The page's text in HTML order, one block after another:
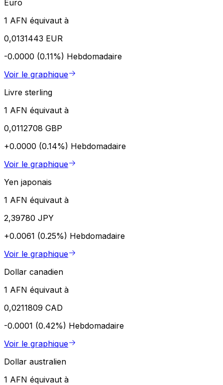
Euro
1 AFN équivaut à
0,0131443 EUR
-0.0000 (0.11%) Hebdomadaire
Voir le graphique
Livre sterling
1 AFN équivaut à
0,0112708 GBP
+0.0000 (0.14%) Hebdomadaire
Voir le graphique
Yen japonais
1 AFN équivaut à
2,39780 JPY
+0.0061 (0.25%) Hebdomadaire
Voir le graphique
Dollar canadien
1 AFN équivaut à
0,0211809 CAD
-0.0001 (0.42%) Hebdomadaire
Voir le graphique
Dollar australien
1 AFN équivaut à